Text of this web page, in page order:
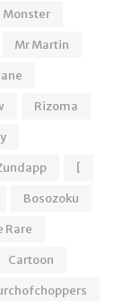
Monster
Mr Martin
Rizoma
[
Bosozoku
Rare
Cartoon